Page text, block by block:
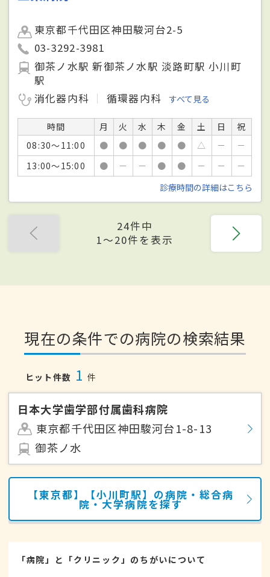
東京都千代田区神田駿河台2-5
03-3292-3981
御茶ノ水駅 新御茶ノ水駅 淡路町駅 小川町
駅
消化器内科
循環器内科 すべて見る
時間 月 火 水 木 金 土 日
祝
08:30～11:00
● ● ● ● ● △ －
－
13:00～15:00
● － － ● ● － －
－
診療時間の詳細はこちら
24件中
1〜20件を表示
現在の条件での病院の検索結果
ヒット件数 1 件
日本大学歯学部付属歯科病院
東京都千代田区神田駿河台1-8-13
御茶ノ水
【東京都】【小川町駅】の病院・総合病
院・大学病院を探す
「病院」と「クリニック」のちがいについて